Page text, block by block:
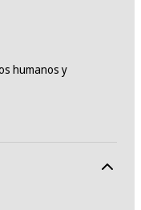
humanos y